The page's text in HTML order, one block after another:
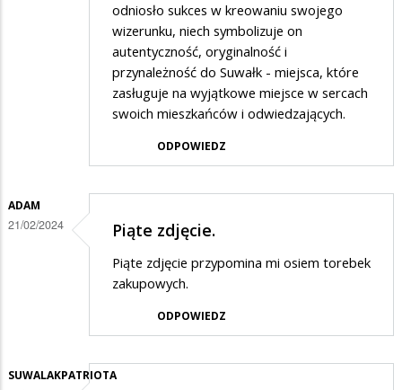
odniosło sukces w kreowaniu swojego
wizerunku, niech symbolizuje on
autentyczność, oryginalność i
przynależność do Suwałk - miejsca, które
zasługuje na wyjątkowe miejsce w sercach
swoich mieszkańców i odwiedzających.
ODPOWIEDZ
ADAM
21/02/2024 Piąte zdjęcie.
Piąte zdjęcie przypomina mi osiem torebek
zakupowych.
ODPOWIEDZ
SUWALAKPATRIOTA